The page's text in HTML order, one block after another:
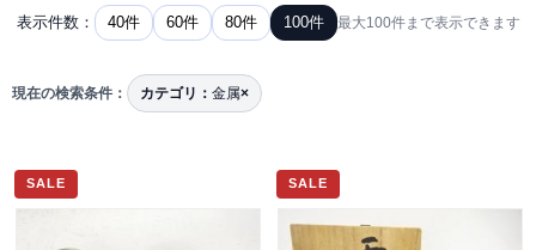
表示件数： 40件 60件 80件 100件 最大100件まで表示できます
現在の検索条件： カテゴリ： 金属×
SALE SALE